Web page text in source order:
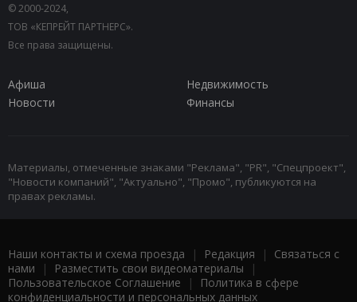
© 2000-2024,
ТОВ «КЕПРЕЙТ ПАРТНЕРС».
Все права защищены.
Афиша
Недвижимость
Новости
Финансы
Материалы, отмеченные знаками "Реклама", "PR", "Спецпроект",
"Новости компаний", "Актуально", "Промо", публикуются на
правах рекламы.
Наши контакты и схема проезда | Редакция | Связаться с
нами | Разместить свои видеоматериалы |
Пользовательское Соглашение |
Политика в сфере
конфиденциальности и персональных данных